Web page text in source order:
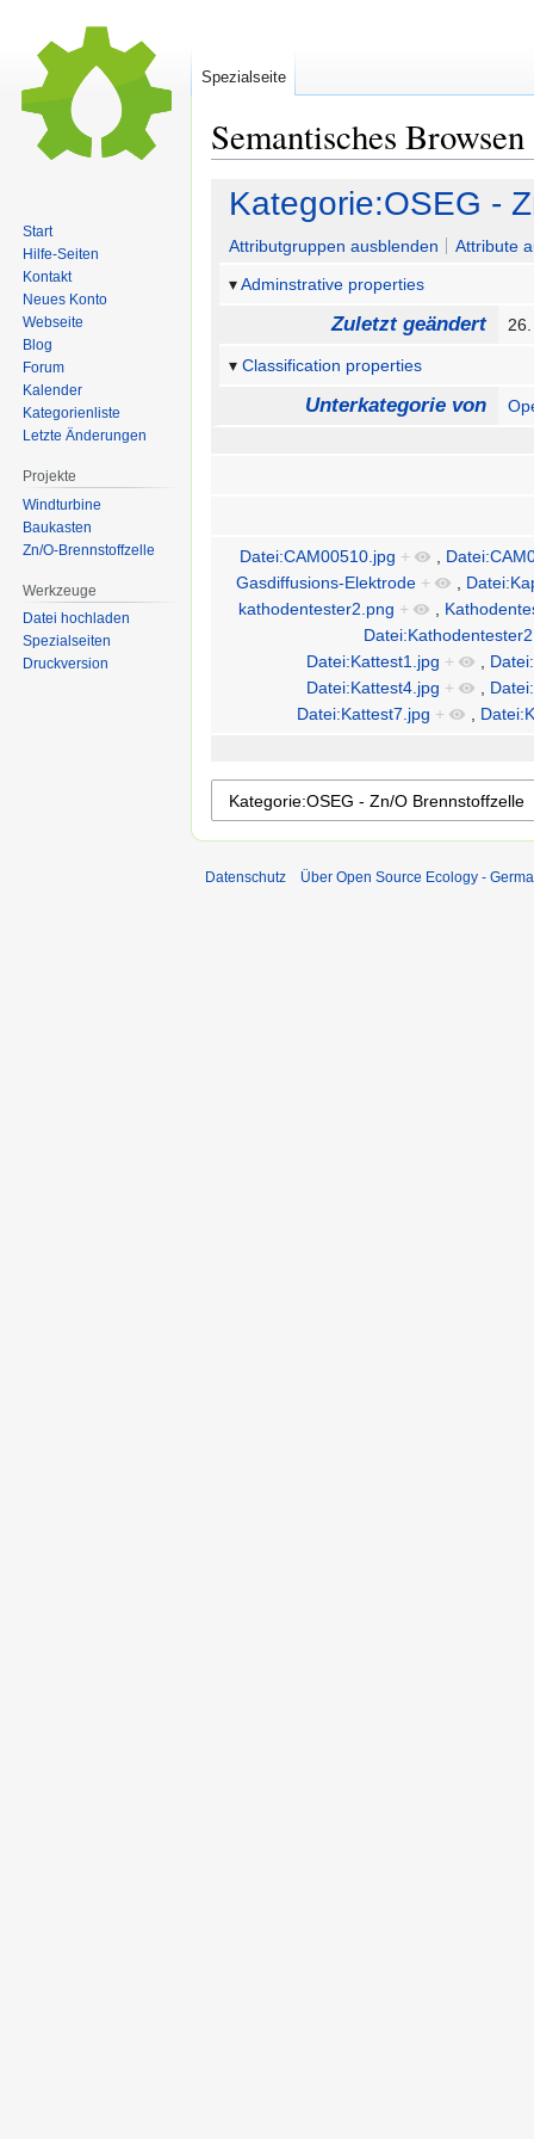
Semantisches Browsen
Zur
Navigation
springen
Zur
Suche
springen
Kategorie:OSEG -
Attributgruppen ausblenden
Attribute
Adminstrative properties
Zuletzt geändert
Classification properties
Unterkategorie von
Datei:CAM00510.jpg + ,
Gasdiffusions-Elektrode + ,
kathodentester2.png + ,
Datei:Kattest1.jpg + ,
Datei:Kattest4.jpg + ,
Datei:Kattest7.jpg + ,
Spezialseite
Start
Hilfe-Seiten
Kontakt
Neues Konto
Webseite
Blog
Forum
Kalender
Kategorienliste
Letzte Änderungen
Projekte
Windturbine
Baukasten
Zn/O-Brennstoffzelle
Werkzeuge
Datei hochladen
Spezialseiten
Druckversion
Datenschutz Über Open Source Ecology -